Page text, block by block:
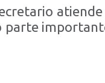
parte